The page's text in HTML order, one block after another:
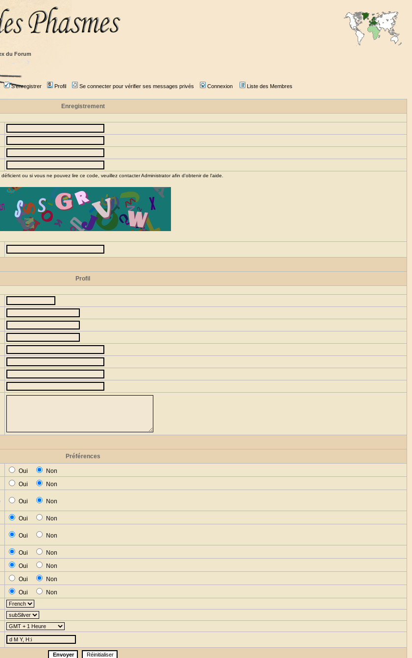
du Forum
S'enregistrer Profil Se connecter pour vérifier ses messages privés Connexion Liste des Membres
Enregistrement
ou si vous ne pouvez lire ce code, veuillez contacterAdministratorafin d'obtenir de l'aide.
Profil
Préférences
Oui
Non
Oui
Non
Oui Non
Oui
Non
Oui Non
Oui
Non
Oui
Non
Oui
Non
Oui
Non